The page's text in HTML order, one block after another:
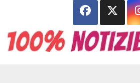
contenuto